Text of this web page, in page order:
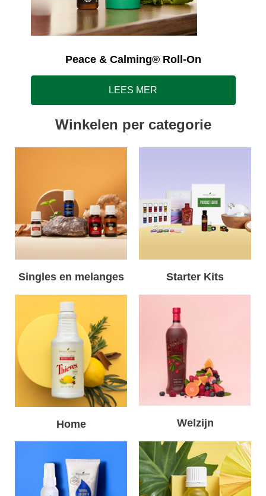
Peace & Calming® Roll-On
LEES MER
Winkelen per categorie
Singles en melanges Starter Kits
Home Welzijn